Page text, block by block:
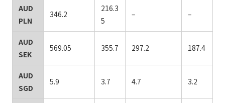
AUD
PLN
346.2
216.3
5
– –
AUD
SEK
569.05 355.7 297.2 187.4
AUD
SGD
5.9 3.7 4.7 3.2